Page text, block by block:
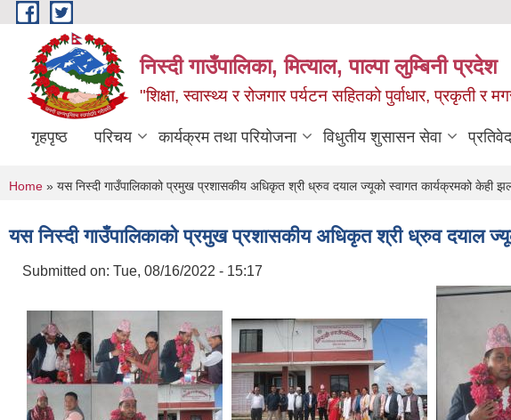
Skip to main content
निस्दी गाउँपालिका, मित्याल, पाल्पा लुम्बिनी प्रदेश
"शिक्षा, स्वास्थ्य र रोजगार पर्यटन सहितको पुर्वाधार, प्रकृती
गृहपृष्ठ परिचय कार्यक्रम तथा परियोजना विधुतीय शुसासन सेवा
You are here
Home » यस निस्दी गाउँपालिकाको प्रमुख प्रशासकीय अधिकृत श्री ध्रुव दयाल ज्यूको स्वागत कार्यक्रमको केही
यस निस्दी गाउँपालिकाको प्रमुख प्रशासकीय अधिकृत श्री ध्रुव दयाल
Submitted on: Tue, 08/16/2022 - 15:17